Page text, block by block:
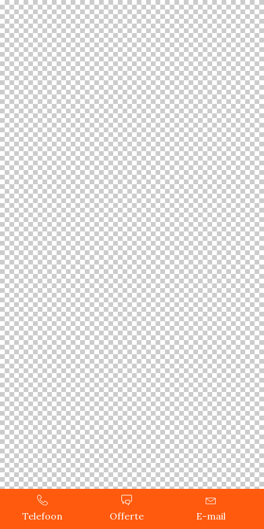
Telefoon Offerte E-mail